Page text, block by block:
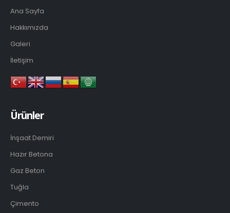
Ana Sayfa
Hakkımızda
Galeri
İletişim
Ürünler
İnşaat Demiri
Hazır Betona
Gaz Beton
Tuğla
Çimento